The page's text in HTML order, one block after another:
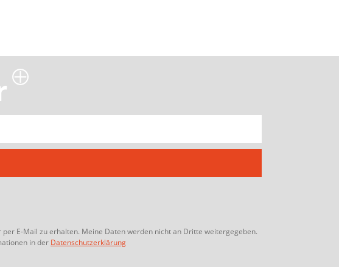
E-Mail zu erhalten. Meine Daten werden nicht an Dritte weitergegeben.
in der Datenschutzerklärung